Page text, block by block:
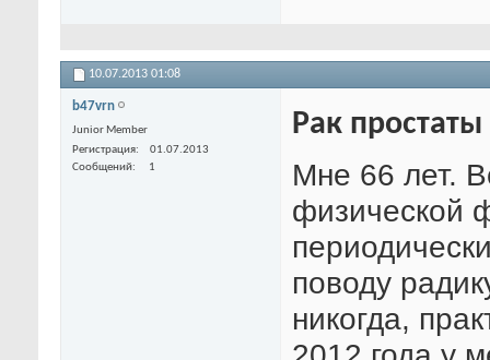
10.07.2013 01:08
b47vrn
Junior Member
Регистрация
01.07.2013
Сообщений
1
Рак простаты
Мне 66 лет.
физической
поводу
никогда,